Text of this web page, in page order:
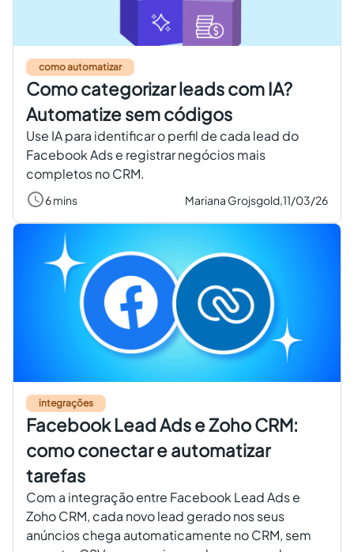
Criar conta grátis
como automatizar
Como categorizar leads com IA?
Automatize sem códigos
Use IA para identificar o perfil de cada lead do
Facebook Ads e registrar negócios mais
completos no CRM.
6 mins Mariana Grojsgold,11/03/26
integrações
Facebook Lead Ads e Zoho CRM:
como conectar e automatizar
tarefas
Com a integração entre Facebook Lead Ads e
Zoho CRM, cada novo lead gerado nos seus
anúncios chega automaticamente no CRM, sem